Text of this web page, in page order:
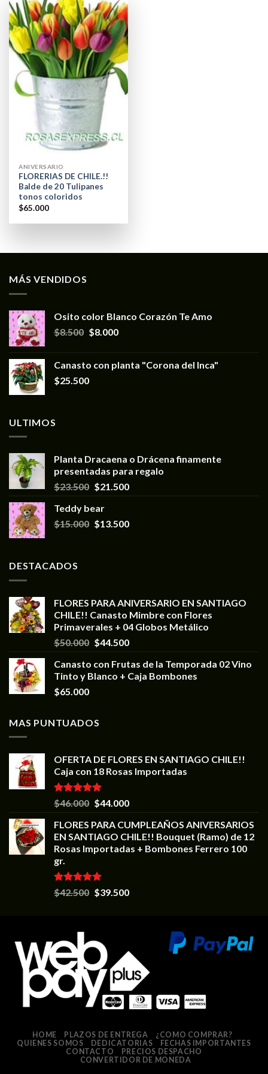
ANIVERSARIO
FLORERIAS DE CHILE.!!
Balde de 20 Tulipanes
tonos coloridos
$65.000
MÁS VENDIDOS
Osito color Blanco Corazón Te Amo
$8.500 $8.000
Canasto con planta "Corona del Inca"
$25.500
ULTIMOS
Planta Dracaena o Drácena finamente
presentadas para regalo
$23.500 $21.500
Teddy bear
$15.000 $13.500
DESTACADOS
FLORES PARA ANIVERSARIO EN SANTIAGO
CHILE!! Canasto Mimbre con Flores
Primaverales + 04 Globos Metálico
$50.000 $44.500
Canasto con Frutas de la Temporada 02 Vino
Tinto y Blanco + Caja Bombones
$65.000
MAS PUNTUADOS
OFERTA DE FLORES EN SANTIAGO CHILE!!
Caja con 18 Rosas Importadas
Valorado en
5.00
$46.000 $44.000
FLORES PARA CUMPLEAÑOS ANIVERSARIOS
EN SANTIAGO CHILE!! Bouquet (Ramo) de 12
Rosas Importadas + Bombones Ferrero 100
gr.
Valorado en
5.00
$42.500 $39.500
HOME PLAZOS DE ENTREGA
¿COMO COMPRAR?
QUIENES SOMOS
DEDICATORIAS
FECHAS IMPORTANTES
CONTACTO
PRECIOS DESPACHO
CONVERTIDOR DE MONEDA